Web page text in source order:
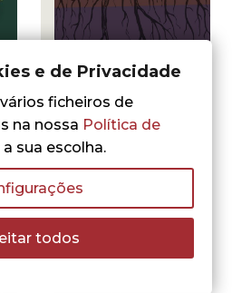
Marta Pais Oliveira
Escavadoras –
Ebook
e de Privacidade
ficheiros de
na nossa Política de
sua escolha.
todos